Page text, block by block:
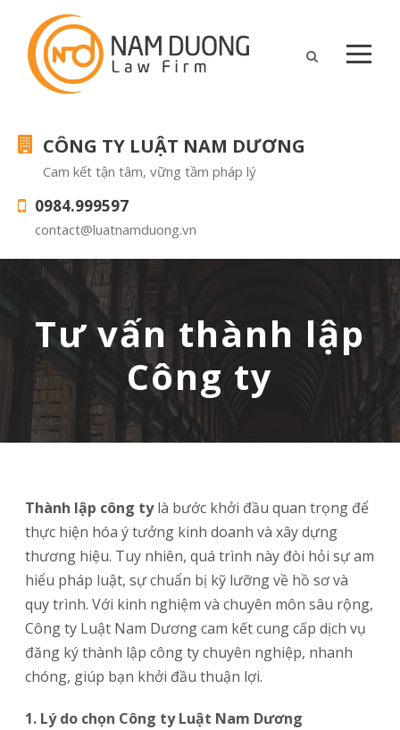
CÔNG TY LUẬT NAM DƯƠNG
Cam kết tận tâm, vững tầm pháp lý
0984.999597
contact@luatnamduong.vn
Tư vấn thành lập
Công ty
Thành lập công tylà bước khởi đầu quan trọng để
thực hiện hóa ý tưởng kinh doanh và xây dựng
thương hiệu. Tuy nhiên, quá trình này đòi hỏi sự am
hiểu pháp luật, sự chuẩn bị kỹ lưỡng về hồ sơ và
quy trình. Với kinh nghiệm và chuyên môn sâu rộng,
Công ty Luật Nam Dương cam kết cung cấp dịch vụ
đăng ký thành lập công ty chuyên nghiệp, nhanh
chóng, giúp bạn khởi đầu thuận lợi.
1. Lý do chọn Công ty Luật Nam Dương